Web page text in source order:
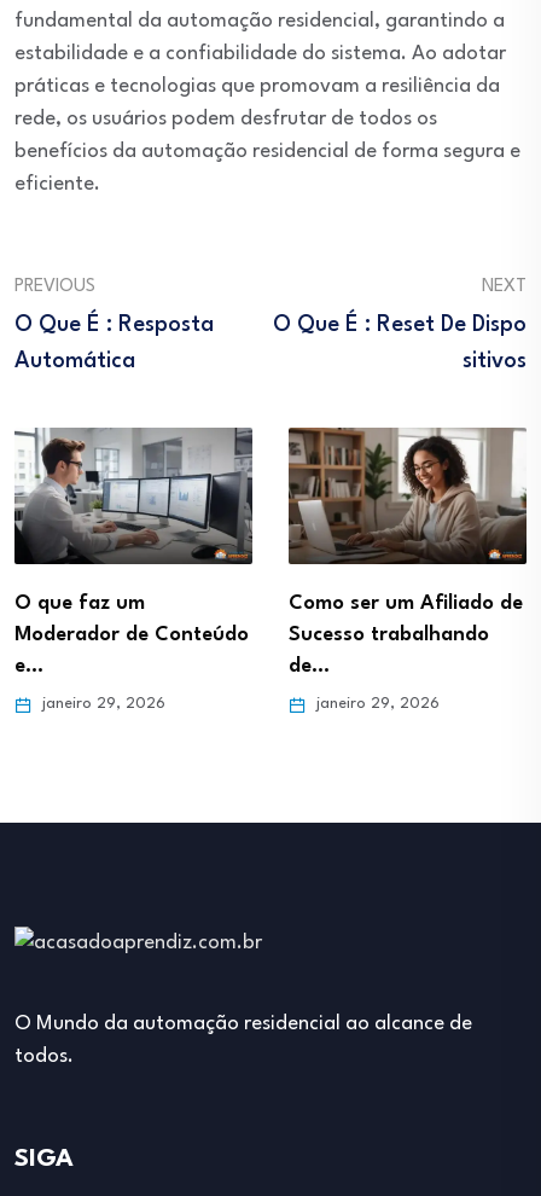
fundamental da automação residencial, garantindo a
estabilidade e a confiabilidade do sistema. Ao adotar
práticas e tecnologias que promovam a resiliência da
rede, os usuários podem desfrutar de todos os
benefícios da automação residencial de forma segura e
eficiente.
PREVIOUS
O Que É : Resposta
Automática
NEXT
O Que É : Reset De Dispo
Sitivos
O que faz um
Moderador de Conteúdo
e…
janeiro 29, 2026
Como ser um Afiliado de
Sucesso trabalhando
de…
janeiro 29, 2026
O Mundo da automação residencial ao alcance de
todos.
SIGA